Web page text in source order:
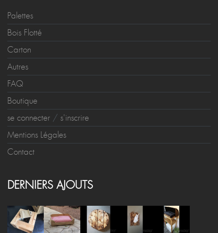
Palettes
Bois Flotté
Carton
Autres
FAQ
Boutique
se connecter / s'inscrire
Mentions Légales
Contact
DERNIERS AJOUTS